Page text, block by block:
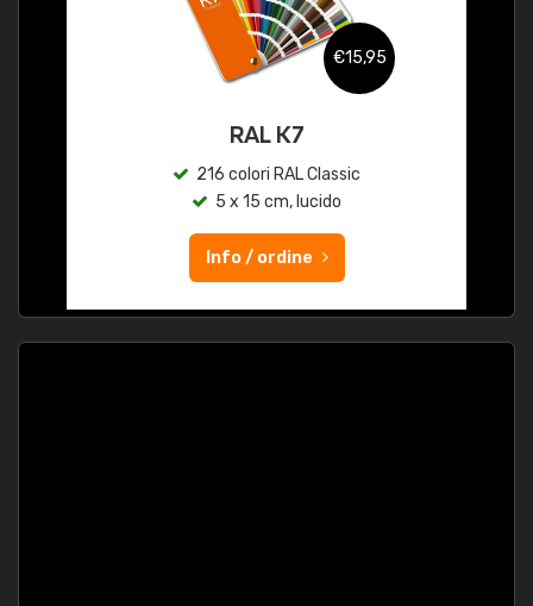
€15,95
RAL K7
216 colori RAL Classic
5 x 15 cm, lucido
Info / ordine